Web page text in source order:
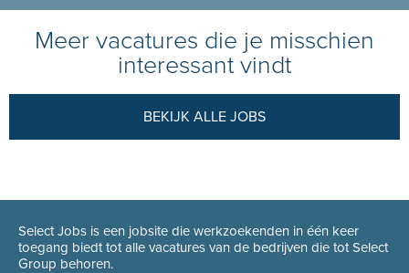
Meer vacatures die je misschien
interessant vindt
BEKIJK ALLE JOBS
Select Jobs is een jobsite die werkzoekenden in één keer
toegang biedt tot alle vacatures van de bedrijven die tot Select
Group behoren.